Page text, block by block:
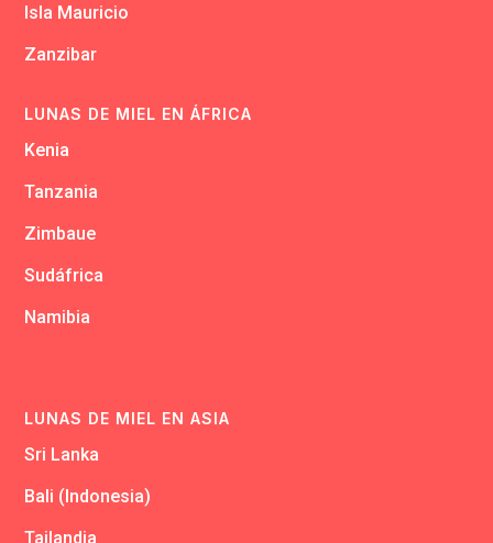
Isla Mauricio
Zanzibar
LUNAS DE MIEL EN ÁFRICA
Kenia
Tanzania
Zimbaue
Sudáfrica
Namibia
LUNAS DE MIEL EN ASIA
Sri Lanka
Bali (Indonesia)
Tailandia